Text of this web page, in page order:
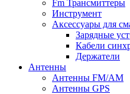
Fm Трансмиттеры
Инструмент
Аксессуары для
Зарядные
Кабели
Держатели
Антенны
Антенны FM/AM
Антенны GPS